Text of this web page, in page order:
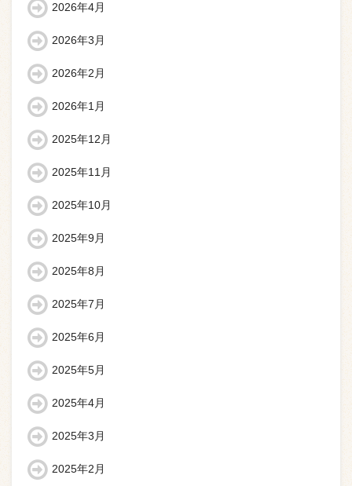
2026年4月
2026年3月
2026年2月
2026年1月
2025年12月
2025年11月
2025年10月
2025年9月
2025年8月
2025年7月
2025年6月
2025年5月
2025年4月
2025年3月
2025年2月